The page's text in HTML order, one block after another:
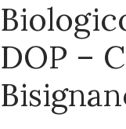
DOP –